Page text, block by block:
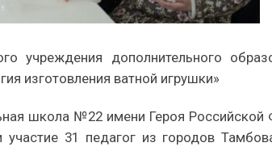
учреждения дополнительного
изготовления ватной игрушки»
школа №22 имени Героя
31 педагог из городов